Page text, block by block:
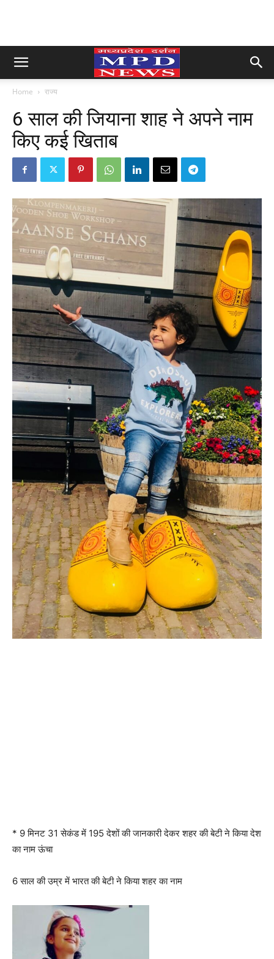
Home राज्य
6 साल की जियाना शाह ने अपने नाम
किए कई खिताब
* 9 मिनट 31 सेकंड में 195 देशों की जानकारी देकर शहर की बेटी ने किया देश
का नाम ऊंचा
6 साल की उम्र में भारत की बेटी ने किया शहर का नाम